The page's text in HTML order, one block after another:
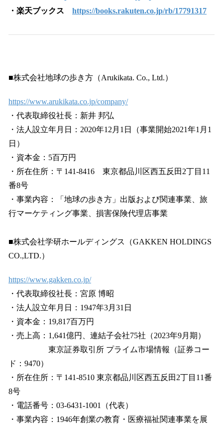
・楽天ブックス https://books.rakuten.co.jp/rb/17791317
■株式会社地球の歩き方（Arukikata. Co., Ltd.）
https://www.arukikata.co.jp/company/
・代表取締役社長：新井 邦弘
・法人設立年月日：2020年12月1日（事業開始2021年1月1
日）
・資本金：5百万円
・所在住所：〒141-8416 東京都品川区西五反田2丁目11
番8号
・事業内容：「地球の歩き方」出版および関連事業、旅
行マーケティング事業、損害保険代理店事業
■株式会社学研ホールディングス（GAKKEN HOLDINGS
CO.,LTD.）
https://www.gakken.co.jp/
・代表取締役社長：宮原 博昭
・法人設立年月日：1947年3月31日
・資本金：19,817百万円
・売上高：1,641億円、連結子会社75社（2023年9月期）
東京証券取引所 プライム市場情報（証券コー
ド：9470）
・所在住所：〒141-8510 東京都品川区西五反田2丁目11番
8号
・電話番号：03-6431-1001（代表）
・事業内容：1946年創業の教育・医療福祉関連事業を展